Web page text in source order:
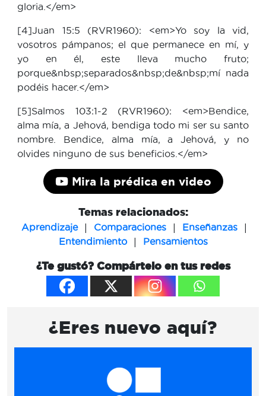
gloria.</em>
[4]Juan 15:5 (RVR1960): <em>Yo soy la vid,
vosotros pámpanos; el que permanece en mí, y
yo en él, este lleva mucho fruto;
porque&nbsp;separados&nbsp;de&nbsp;mí nada
podéis hacer.</em>
[5]Salmos 103:1-2 (RVR1960): <em>Bendice,
alma mía, a Jehová, bendiga todo mi ser su santo
nombre. Bendice, alma mía, a Jehová, y no
olvides ninguno de sus beneficios.</em>
Mira la prédica en video
Temas relacionados:
Aprendizaje | Comparaciones | Enseñanzas |
Entendimiento | Pensamientos
¿Te gustó? Compártelo en tus redes
¿Eres nuevo aquí?